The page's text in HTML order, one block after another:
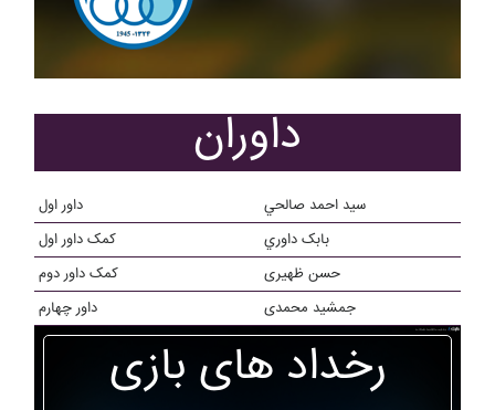
داوران
داور اول
سيد احمد صالحي
کمک داور اول
بابک داوري
کمک داور دوم
حسن ظهیری
داور چهارم
جمشید محمدی
رخداد های بازی